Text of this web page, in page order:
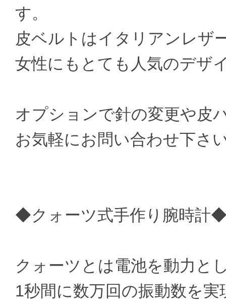
す。
皮ベルトはイタリアンレザ
女性にもとても人気のデザ
オプションで針の変更や皮
お気軽にお問い合わせ下さ
◆クォーツ式手作り腕時計
クォーツとは電池を動力と
1秒間に数万回の振動数を